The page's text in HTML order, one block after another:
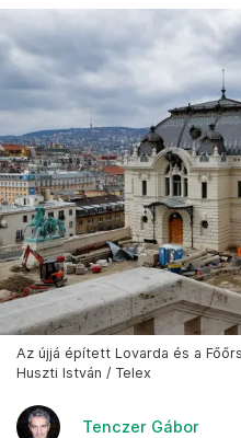
Az újjá épített Lovarda és a
Huszti István / Telex
Tenczer Gábor